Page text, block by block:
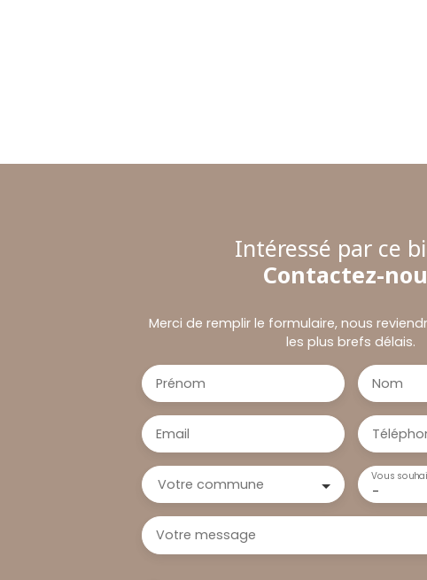
Intéressé par ce
Contactez-
Merci de remplir le formulaire, nous
les plus brefs délais.
Prénom Nom
Email
Votre commune -
Vous
Votre message